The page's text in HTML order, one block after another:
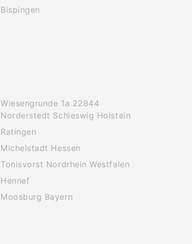
Bispingen
Wiesengrunde 1a 22844
Norderstedt Schleswig Holstein
Ratingen
Michelstadt Hessen
Tonisvorst Nordrhein Westfalen
Hennef
Moosburg Bayern